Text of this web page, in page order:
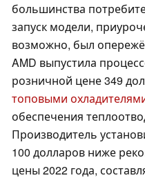
большинства
запуск модели,
возможно, был
AMD выпустила
розничной цене 349
топовыми
обеспечения
Производитель
100 долларов ниже
цены 2022 года,